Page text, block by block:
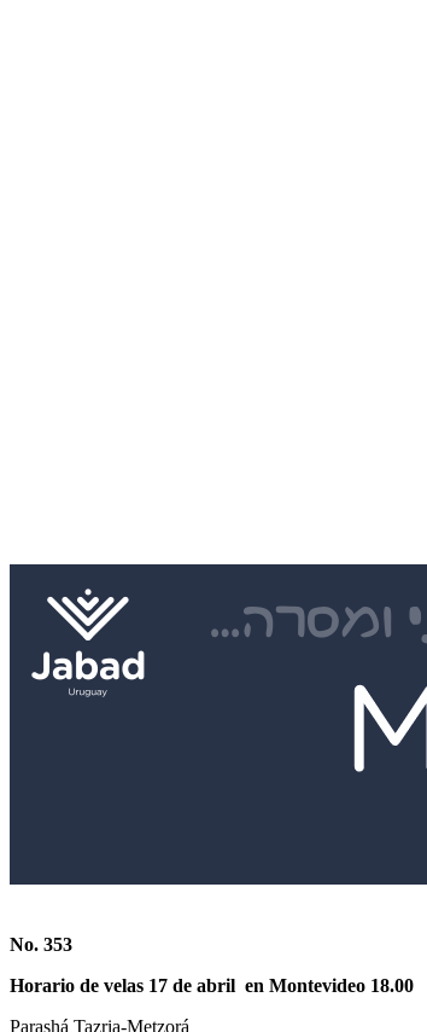
No. 353
Horario de velas 17 de abril en Montevideo 18.00
Parashá Tazria-Metzorá